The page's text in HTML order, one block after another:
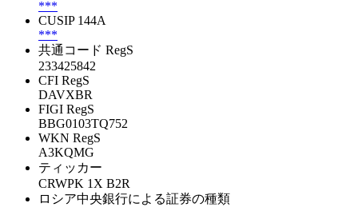
***
CUSIP 144A
***
共通コード RegS
233425842
CFI RegS
DAVXBR
FIGI RegS
BBG0103TQ752
WKN RegS
A3KQMG
ティッカー
CRWPK 1X B2R
ロシア中央銀行による証券の種類